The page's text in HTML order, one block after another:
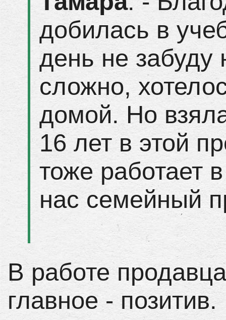
добилась в
день не забуду
сложно,
домой. Но
16 лет в этой
тоже работает
нас семейный
В работе
главное - позитив.